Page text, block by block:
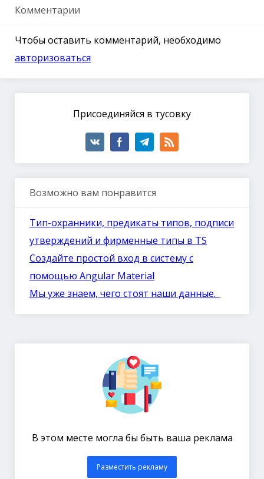
Комментарии
Чтобы оставить комментарий, необходимо
авторизоваться
Присоединяйся в тусовку
Возможно вам понравится
Тип-охранники, предикаты типов, подписи
утверждений и фирменные типы в TS
Создайте простой вход в систему с
помощью Angular Material
Мы уже знаем, чего стоят наши данные.
В этом месте могла бы быть ваша реклама
Разместить рекламу